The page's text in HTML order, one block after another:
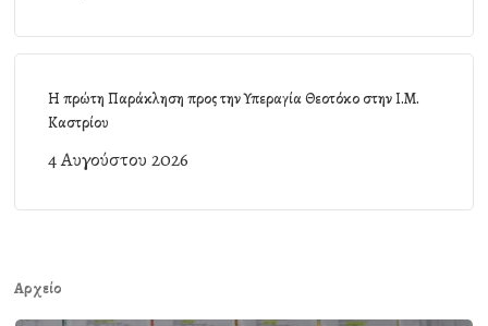
Η πρώτη Παράκληση προς την Υπεραγία Θεοτόκο στην Ι.Μ.
Καστρίου
4 Αυγούστου 2026
Αρχείο